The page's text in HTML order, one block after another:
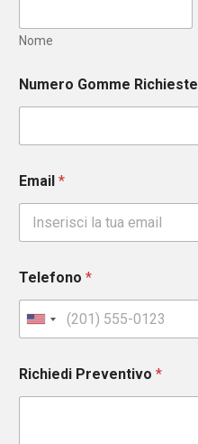
Nome
Numero Gomme Richieste
Email *
Telefono *
U
n
t
e
Richiedi Preventivo *